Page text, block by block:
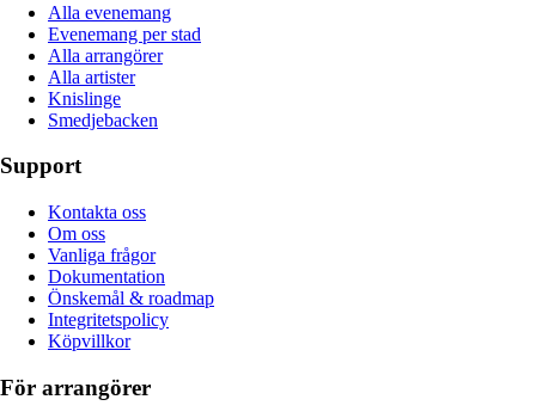
Alla evenemang
Evenemang per stad
Alla arrangörer
Alla artister
Knislinge
Smedjebacken
Support
Kontakta oss
Om oss
Vanliga frågor
Dokumentation
Önskemål & roadmap
Integritetspolicy
Köpvillkor
För arrangörer